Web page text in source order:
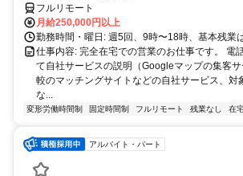
フルリモート
月給250,000円以上
勤務時間・曜日: 週5回、9時〜18時、基本残業
仕事内容: 完全在宅での営業のお仕事です。 電
て自社サービスの説明（Googleマップの集客
較のマッチングサイトなどの自社サービス、対
な...
変形労働時間制 固定時間制 フルリモート 残業なし 在
アルバイト・パート